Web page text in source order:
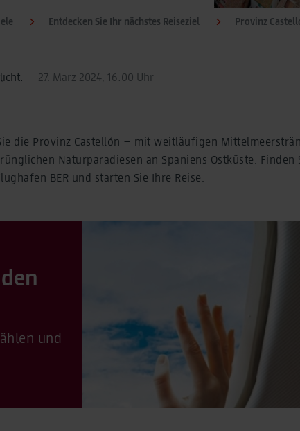
Entdecken Sie Ihr nächstes Reiseziel Provinz
27. März 2024, 16:00 Uhr
die Provinz Castellón – mit weitläufigen
Naturparadiesen an Spaniens Ostküste. Finden
BER und starten Sie Ihre Reise.
und